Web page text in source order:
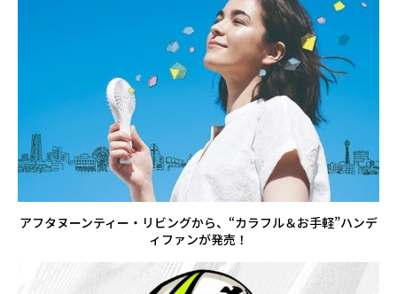
アフタヌーンティー・リビングから、“カラフル＆お手軽”ハンデ
ィファンが発売！